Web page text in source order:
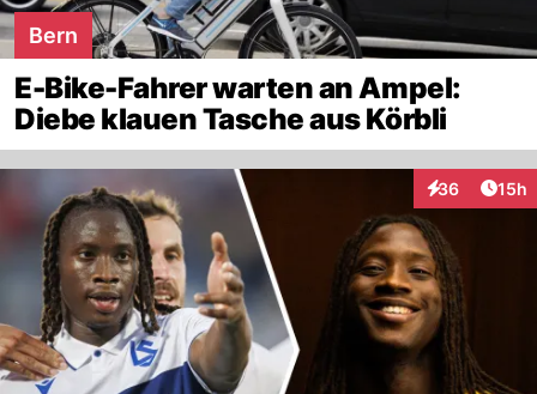
Bern
E-Bike-Fahrer warten an Ampel:
Diebe klauen Tasche aus Körbli
36
Interaktionen
15h